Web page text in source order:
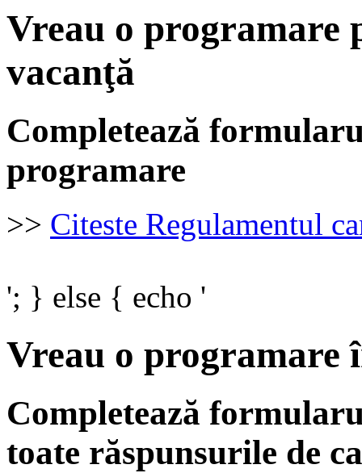
Vreau o programare
vacanţă
Completează
programare
>> Citeste Regulamentul
'; } else { echo '
Vreau o programare
Completează
toate răspunsurile de